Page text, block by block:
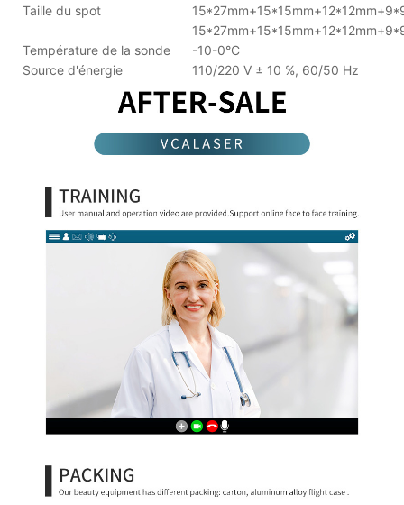
Taille du spot
Température de la sonde
-10-0°C
Source d'énergie
110/220 V ± 10 %, 60/50 Hz